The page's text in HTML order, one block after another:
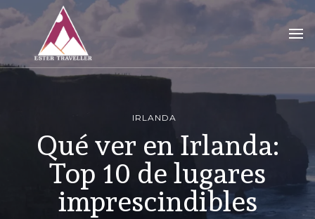
Ester Traveller
tu blog para vivir la aventura de viajar sola
IRLANDA
Qué ver en Irlanda:
Top 10 de lugares
imprescindibles